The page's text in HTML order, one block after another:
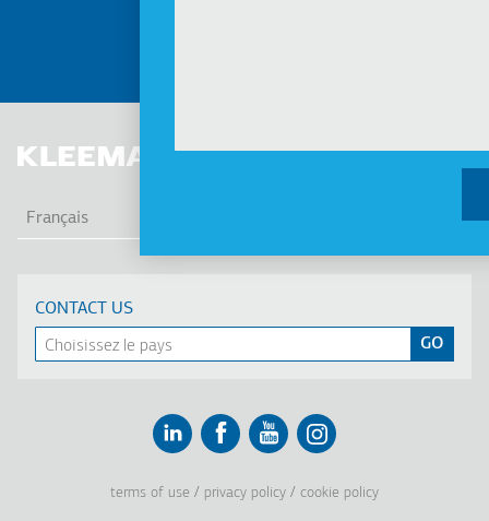
Français
CONTACT US
terms of use privacy policy cookie policy